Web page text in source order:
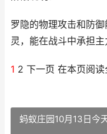
罗隐的物理攻击和防
灵，能在战斗中承担主
1 2 下一页 在本页阅读
蚂蚁庄园10月13日今